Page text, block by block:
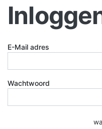
E-Mail adres
Wachtwoord